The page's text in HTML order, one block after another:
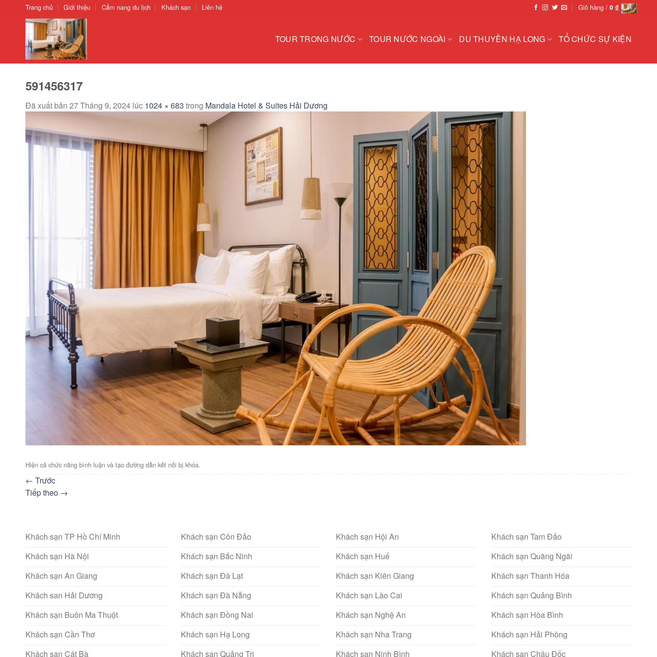
ChuyểnTrang chủ Giới thiệu Cẩm nang du lịch Khách sạn Liên hệ Giỏ hàng / 0 ₫
TOUR TRONG NƯỚC TOUR NƯỚC NGOÀI DU THUYỀN HẠ LONG TỔ CHỨC SỰ KIỆN
591456317
Đã xuất bản 27 Tháng 9, 2024 lúc 1024 × 683 trong Mandala Hotel & Suites Hải Dương
Hiện cả chức năng bình luận và tạo đường dẫn kết nối bị khóa.
← Trước
Tiếp theo →
Khách sạn TP Hồ Chí Minh
Khách sạn Hà Nội
Khách sạn An Giang
Khách san Hải Dương
Khách sạn Buôn Ma Thuột
Khách sạn Cần Thơ
Khách sạn Cát Bà
Khách sạn Côn Đảo
Khách sạn Bắc Ninh
Khách sạn Đà Lạt
Khách sạn Đà Nẵng
Khách sạn Đồng Nai
Khách sạn Hạ Long
Khách sạn Quảng Trị
Khách sạn Hội An
Khách sạn Huế
Khách sạn Kiên Giang
Khách sạn Lào Cai
Khách sạn Nghệ An
Khách sạn Nha Trang
Khách sạn Ninh Bình
Khách sạn Tam Đảo
Khách sạn Quãng Ngãi
Khách sạn Thanh Hóa
Khách sạn Quảng Bình
Khách sạn Hòa Bình
Khách sạn Hải Phòng
Khách sạn Châu Đốc